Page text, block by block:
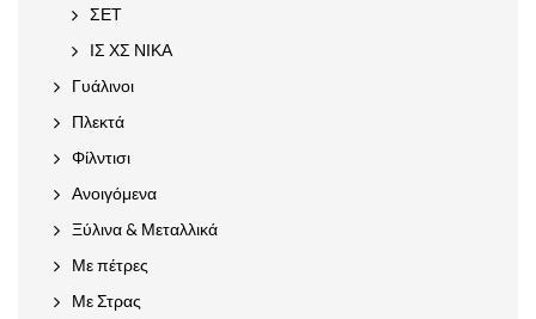
ΣΕΤ
ΙΣ ΧΣ ΝΙΚΑ
Γυάλινοι
Πλεκτά
Φίλντισι
Ανοιγόμενα
Ξύλινα & Μεταλλικά
Με πέτρες
Με Στρας